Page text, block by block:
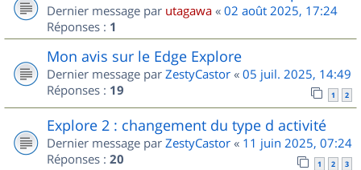
Dernier message par utagawa « 02 août 2025, 17:24
Réponses : 1
Mon avis sur le Edge Explore
Dernier message par ZestyCastor « 05 juil. 2025, 14:49
Réponses : 19 1 2
Explore 2 : changement du type d activité
Dernier message par ZestyCastor « 11 juin 2025, 07:24
Réponses : 20 1 2 3